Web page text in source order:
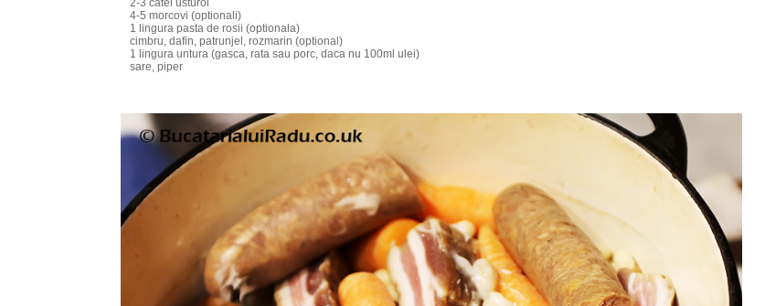
4-5 morcovi (optionali)
1 lingura pasta de rosii (optionala)
cimbru, dafin, patrunjel, rozmarin (optional)
1 lingura untura (gasca, rata sau porc, daca nu 100ml ulei)
sare, piper